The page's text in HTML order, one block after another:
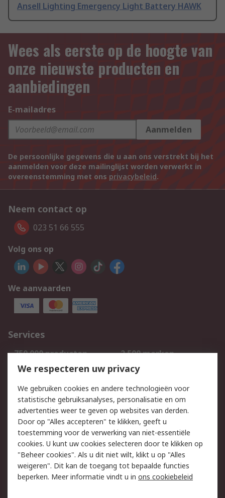
Ansell Lighting Emergency Light Battery HAWK
Wees als eerste op de hoogte van
onze nieuwste producten en
aanbiedingen
E-mailadres
Aanmelden
De persoonlijke gegevens die u aan ons verstrekt bij het
aanmelden voor deze mailinglijst worden verwerkt in
overeenstemming met ons privacybeleid.
Neem contact op
023 51 66 555
Volg ons op
We aanvaarden
Services
750.000 producten
2.500 merken
Bestellen
Inkoopoplossingen
Track & Trace
Wettelijk
Cookiebeleid
Email veiligheid
Privacybeleid
Websitevoorwaarden
Algemene
verkoopvoorwaarden
We respecteren uw privacy
We gebruiken cookies en andere technologieën voor
statistische gebruiksanalyses, personalisatie en om
advertenties weer te geven op websites van derden.
Door op "Alles accepteren" te klikken, geeft u
toestemming voor de verwerking van niet-essentiële
cookies. U kunt uw cookies selecteren door te klikken op
"Beheer cookies". Als u dit niet wilt, klikt u op "Alles
weigeren". Dit kan de toegang tot bepaalde functies
beperken. Meer informatie vindt u in ons cookiebeleid